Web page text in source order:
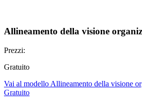
Allineamento della visione
Prezzi:
Gratuito
Vai al modello Allineamento della visione
Gratuito